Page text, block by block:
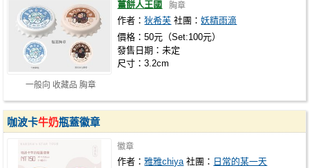
一般向 收藏品 胸章
薑餅人王國 胸章
作者：狄希芙 社團：妖精雨滴
價格：50元（Set:100元）
發售日期：未定
尺寸：3.2cm
咖波卡牛奶瓶蓋徽章
徽章
作者：雅雅chiya 社團： 日常的某一天